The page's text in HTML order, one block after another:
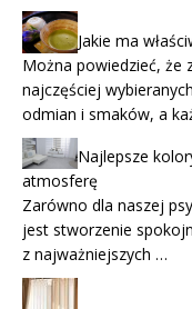
Jakie ma
Można powiedzieć, że
najczęściej
odmian i smaków, a
Najlepsze
atmosferę
Zarówno dla naszej
jest stworzenie
z najważniejszych …